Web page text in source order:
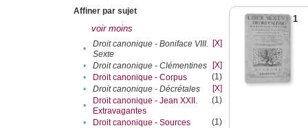
Affiner par sujet
voir moins
•
Droit canonique - Boniface VIII.
Sexte
[X]
• Droit canonique - Clémentines
[X]
•
Droit canonique - Corpus
(1)
•
Droit canonique - Décrétales
[X]
•
Droit canonique - Jean XXII.
Extravagantes
(1)
• Droit canonique - Sources
(1)
1